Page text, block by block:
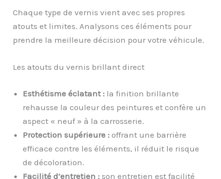
Chaque type de vernis vient avec ses propres
atouts et limites. Analysons ces éléments pour
prendre la meilleure décision pour votre véhicule.
Les atouts du vernis brillant direct
Esthétisme éclatant : la finition brillante
rehausse la couleur des peintures et confère un
aspect « neuf » à la carrosserie.
Protection supérieure : offrant une barrière
efficace contre les éléments, il réduit le risque
de décoloration.
Facilité d’entretien : son entretien est facilité